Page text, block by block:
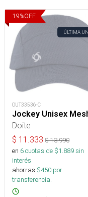
19%OFF
ÚLTIMA
OUT33536-C
Jockey Unisex
Doite
$ 11.333 $13.990
en 6cuotas de $1.889sin
interés
ahorras $450 por
transferencia.